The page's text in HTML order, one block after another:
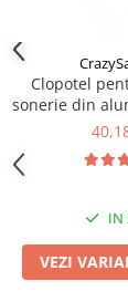
Clopotel
sonerie din
rezistent,
IN
VEZI